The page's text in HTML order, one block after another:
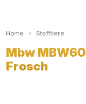
Home Stofftiere
Mbw
Frosch